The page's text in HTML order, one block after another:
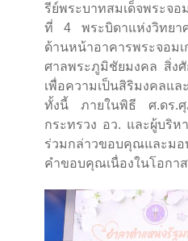
รีย์พระบาทสมเด็จพระจอ
ที่ 4 พระบิดาแห่งวิทยา
ด้านหน้าอาคารพระจอม
ศาลพระภูมิชัยมงคล สิ่งศั
เพื่อความเป็นสิริมงคลแล
ทั้งนี้ ภายในพิธี ศ.ดร.
กระทรวง อว. และผู้บริห
ร่วมกล่าวขอบคุณและมอ
คำขอบคุณเนื่องในโอกา